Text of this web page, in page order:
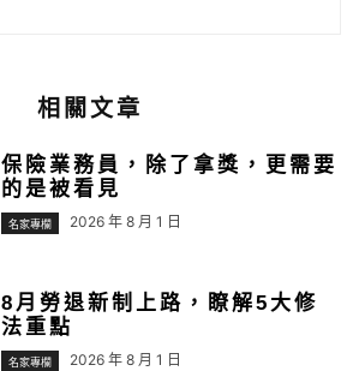
相關文章
保險業務員，除了拿獎，更需要
的是被看見
名家專欄 2026 年 8 月 1 日
8月勞退新制上路，瞭解5大修
法重點
名家專欄 2026 年 8 月 1 日